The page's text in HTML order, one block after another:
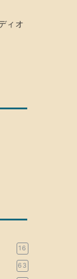
ィオ
16
63